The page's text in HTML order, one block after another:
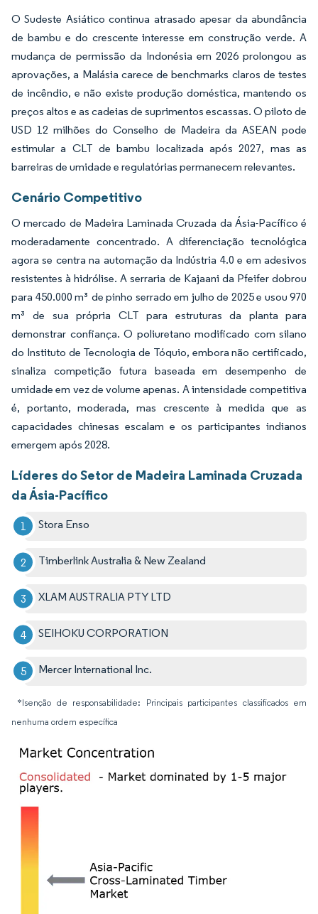
O Sudeste Asiático continua atrasado apesar da abundância
de bambu e do crescente interesse em construção verde. A
mudança de permissão da Indonésia em 2026 prolongou as
aprovações, a Malásia carece de benchmarks claros de testes
de incêndio, e não existe produção doméstica, mantendo os
preços altos e as cadeias de suprimentos escassas. O piloto de
USD 12 milhões do Conselho de Madeira da ASEAN pode
estimular a CLT de bambu localizada após 2027, mas as
barreiras de umidade e regulatórias permanecem relevantes.
Cenário Competitivo
O mercado de Madeira Laminada Cruzada da Ásia-Pacífico é
moderadamente concentrado. A diferenciação tecnológica
agora se centra na automação da Indústria 4.0 e em adesivos
resistentes à hidrólise. A serraria de Kajaani da Pfeifer dobrou
para 450.000 m³ de pinho serrado em julho de 2025 e usou 970
m³ de sua própria CLT para estruturas da planta para
demonstrar confiança. O poliuretano modificado com silano
do Instituto de Tecnologia de Tóquio, embora não certificado,
sinaliza competição futura baseada em desempenho de
umidade em vez de volume apenas. A intensidade competitiva
é, portanto, moderada, mas crescente à medida que as
capacidades chinesas escalam e os participantes indianos
emergem após 2028.
Líderes do Setor de Madeira Laminada Cruzada
da Ásia-Pacífico
Stora Enso
Timberlink Australia & New Zealand
XLAM AUSTRALIA PTY LTD
SEIHOKU CORPORATION
Mercer International Inc.
*Isenção de responsabilidade: Principais participantes classificados em
nenhuma ordem específica